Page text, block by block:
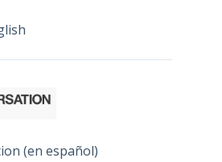
(en español)